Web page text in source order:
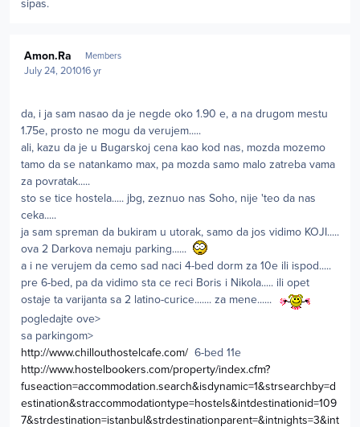
sipas.
Amon.Ra Members
July 24, 201016 yr
da, i ja sam nasao da je negde oko 1.90 e, a na drugom mestu
1.75e, prosto ne mogu da verujem.....
ali, kazu da je u Bugarskoj cena kao kod nas, mozda mozemo
tamo da se natankamo max, pa mozda samo malo zatreba vama
za povratak.....
sto se tice hostela..... jbg, zeznuo nas Soho, nije 'teo da nas
ceka.....
ja sam spreman da bukiram u utorak, samo da jos vidimo KOJI.....
ova 2 Darkova nemaju parking......
a i ne verujem da cemo sad naci 4-bed dorm za 10e ili ispod.....
pre 6-bed, pa da vidimo sta ce reci Boris i Nikola..... ili opet
ostaje ta varijanta sa 2 latino-curice....... za mene......
pogledajte ove>
sa parkingom>
http://www.chillouthostelcafe.com/ 6-bed 11e
http://www.hostelbookers.com/property/index.cfm?
fuseaction=accommodation.search&isdynamic=1&strsearchby=d
estination&straccommodationtype=hostels&intdestinationid=109
7&strdestination=istanbul&strdestinationparent=&intnights=3&int